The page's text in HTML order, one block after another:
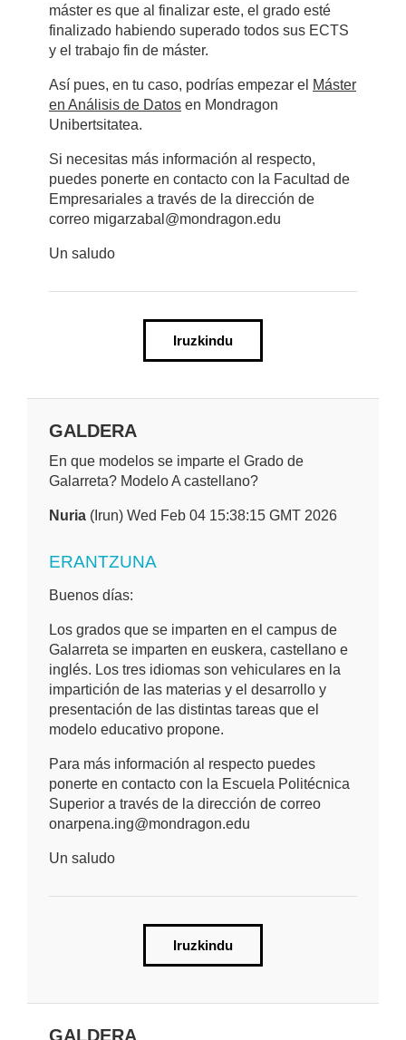
máster es que al finalizar este, el grado esté
finalizado habiendo superado todos sus ECTS
y el trabajo fin de máster.
Así pues, en tu caso, podrías empezar el Máster
en Análisis de Datos en Mondragon
Unibertsitatea.
Si necesitas más información al respecto,
puedes ponerte en contacto con la Facultad de
Empresariales a través de la dirección de
correo migarzabal@mondragon.edu
Un saludo
Iruzkindu
GALDERA
En que modelos se imparte el Grado de
Galarreta? Modelo A castellano?
Nuria (Irun) Wed Feb 04 15:38:15 GMT 2026
ERANTZUNA
Buenos días:
Los grados que se imparten en el campus de
Galarreta se imparten en euskera, castellano e
inglés. Los tres idiomas son vehiculares en la
impartición de las materias y el desarrollo y
presentación de las distintas tareas que el
modelo educativo propone.
Para más información al respecto puedes
ponerte en contacto con la Escuela Politécnica
Superior a través de la dirección de correo
onarpena.ing@mondragon.edu
Un saludo
Iruzkindu
GALDERA